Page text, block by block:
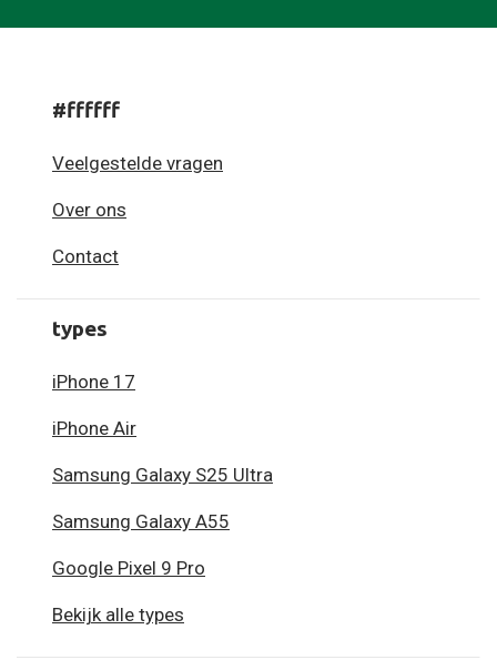
#ffffff
Veelgestelde vragen
Over ons
Contact
types
iPhone 17
iPhone Air
Samsung Galaxy S25 Ultra
Samsung Galaxy A55
Google Pixel 9 Pro
Bekijk alle types